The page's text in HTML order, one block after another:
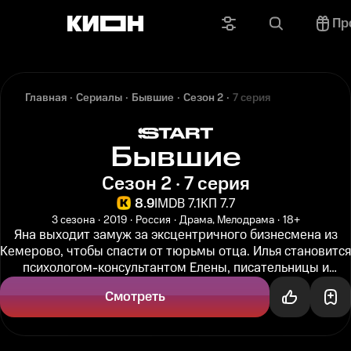
Главная Сериалы Бывшие Сезон 2 7 серия
Бывшие
Сезон 2 · 7 серия
8.9IMDB 7.1КП 7.7
3 сезона 2019 Россия Драма, Мелодрама 18+
Яна выходит замуж за эксцентричного бизнесмена из
Кемерово, чтобы спасти от тюрьмы отца. Илья становится
психологом-консультантом Елены, писательницы и
Смотреть